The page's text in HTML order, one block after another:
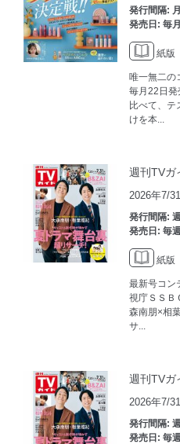
発行間隔:
発売日: 毎
紙版
唯一無二の
毎月22日
比べて、
けを本...
週刊TVガ
2026年7/
発行間隔:
発売日: 毎
紙版
最新号コン
視庁ＳＳＢ
森南朋×相
サ...
週刊TVガ
2026年7/
発行間隔:
発売日: 毎